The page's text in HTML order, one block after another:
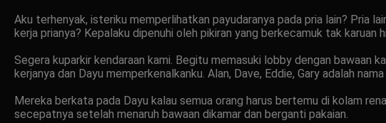
Aku terhenyak, isteriku memperlihatkan payudaranya pada pria lain? Pria
kerja prianya? Kepalaku dipenuhi oleh pikiran yang berkecamuk tak karuan
Segera kuparkir kendaraan kami. Begitu memasuki lobby dengan bawaan
kerjanya dan Dayu memperkenalkanku. Alan, Dave, Eddie, Gary adalah
Mereka berkata pada Dayu kalau semua orang harus bertemu di kolam
secepatnya setelah menaruh bawaan dikamar dan berganti pakaian.